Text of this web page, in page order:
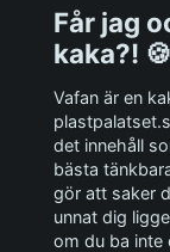
Andra viktiga
Sociala medier
Får jag
kaka?! 🍪
Vafan är en
det innehåll
bästa
gör att saker
unnat dig
om du ba inte